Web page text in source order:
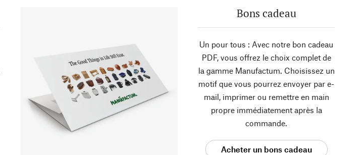
Bons cadeau
Un pour tous : Avec notre bon cadeau
PDF, vous offrez le choix complet de
la gamme Manufactum. Choisissez un
motif que vous pourrez envoyer par e-
mail, imprimer ou remettre en main
propre immédiatement après la
commande.
Acheter un bons cadeau